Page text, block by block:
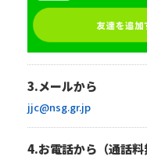
3.メールから
jjc@nsg.gr.jp
4.お電話から（通話料